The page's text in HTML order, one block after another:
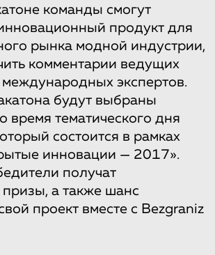
команды смогут
продукт для
рынка модной индустрии,
комментарии ведущих
международных экспертов.
будут выбраны
время тематического дня
состоится в рамках
инновации — 2017».
получат
а также шанс
проект вместе с Bezgraniz